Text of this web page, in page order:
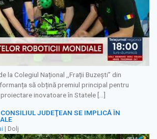
la Colegiul Național ,,Frații Buzești” din
să obțină premiul principal pentru
inovatoare în Statele […]
JUDEŢEAN SE IMPLICĂ ÎN
| Dolj